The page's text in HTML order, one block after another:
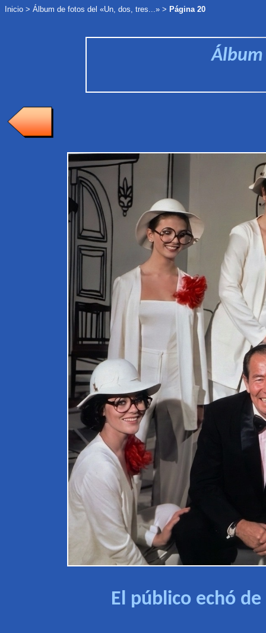
Inicio > Álbum de fotos del «Un, dos, tres...» > Página 20
El público echó